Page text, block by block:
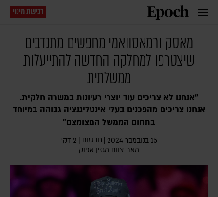
רכישת מינוי
מאסק ורמאסוואמי מחפשים מתנדבים
שיצטרפו למחלקה החדשה להתייעלות
ממשלתית
"אנחנו לא צריכים עוד יוצרי רעיונות במשרה חלקית.
אנחנו צריכים מהפכנים בעלי אינטליגנציה גבוהה במיוחד
בתחום הממשל המצומצם"
15 בנובמבר 2024 | חדשות | 2 דק׳
מאת צוות מגזין אפוק